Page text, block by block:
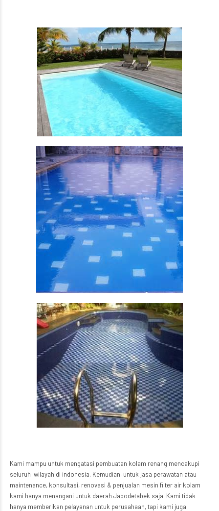
Kami mampu untuk mengatasi pembuatan kolam renang mencakupi
seluruh wilayah di indonesia. Kemudian, untuk jasa perawatan atau
maintenance, konsultasi, renovasi & penjualan mesin filter air kolam
kami hanya menangani untuk daerah Jabodetabek saja. Kami tidak
hanya memberikan pelayanan untuk perusahaan, tapi kami juga